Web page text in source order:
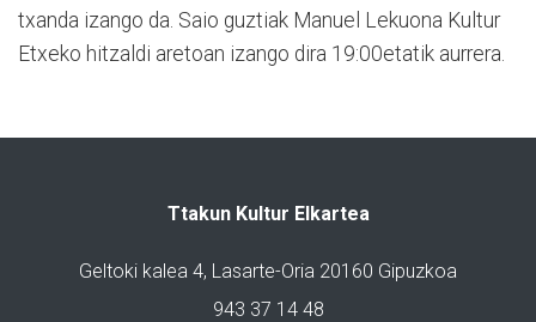
txanda izango da. Saio guztiak Manuel Lekuona Kultur
Etxeko hitzaldi aretoan izango dira 19:00etatik aurrera.
Ttakun Kultur Elkartea
Geltoki kalea 4, Lasarte-Oria 20160 Gipuzkoa
943 37 14 48